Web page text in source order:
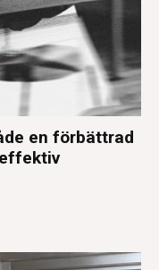
en förbättrad